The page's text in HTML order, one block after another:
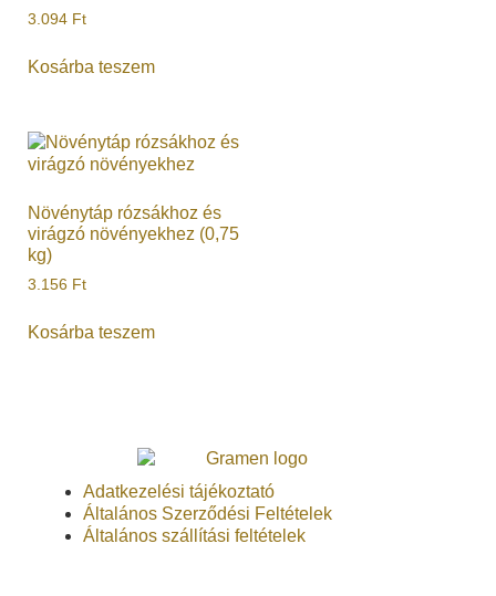
3.094 Ft
Kosárba teszem
Növénytáp rózsákhoz és
virágzó növényekhez (0,75
kg)
3.156 Ft
Kosárba teszem
Adatkezelési tájékoztató
Általános Szerződési Feltételek
Általános szállítási feltételek